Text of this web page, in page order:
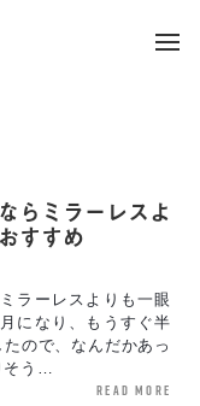
らミラーレスよ
すすめ
ラーレスよりも一眼
になり、もうすぐ半
ので、なんだかあっ
そう…
read more